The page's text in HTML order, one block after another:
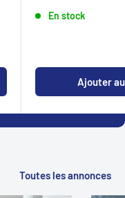
En stock
Ajouter
Toutes les annonces